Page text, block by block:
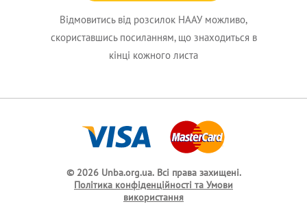
Відмовитись від розсилок НААУ можливо,
скориставшись посиланням, що знаходиться в
кінці кожного листа
© 2026 Unba.org.ua. Всі права захищені.
Політика конфіденційності та Умови
використання